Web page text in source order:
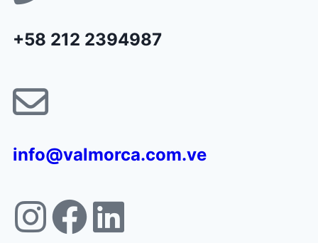
+58 212 2394987
info@valmorca.com.ve